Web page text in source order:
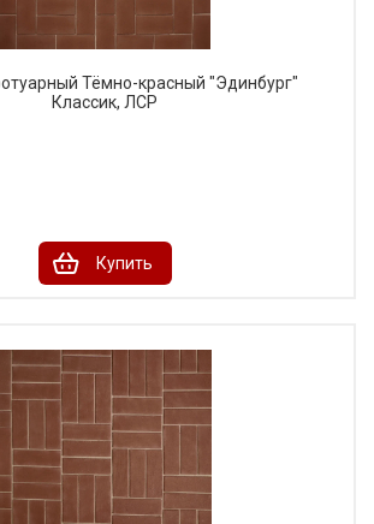
Тёмно-красный "Эдинбург"
Классик, ЛСР
Купить